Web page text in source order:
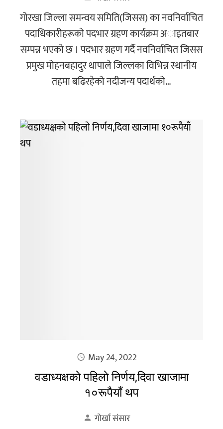
गोरखा जिल्ला समन्वय समिति(जिसस) का नवनिर्वाचित
पदाधिकारीहरूकाे पदभार ग्रहण कार्यक्रम अाइतबार
सम्पन्न भएकाे छ । पदभार ग्रहण गर्दै नवनिर्वाचित जिसस
प्रमुख मोहनबहादुर थापाले जिल्लका विभिन्न स्थानीय
तहमा बढिरहेको नदीजन्य पदार्थको…
May 24, 2022
वडाध्यक्षकाे पहिलाे निर्णय,दिवा खाजामा
१०रूपैयाँ थप
गोर्खा संसार